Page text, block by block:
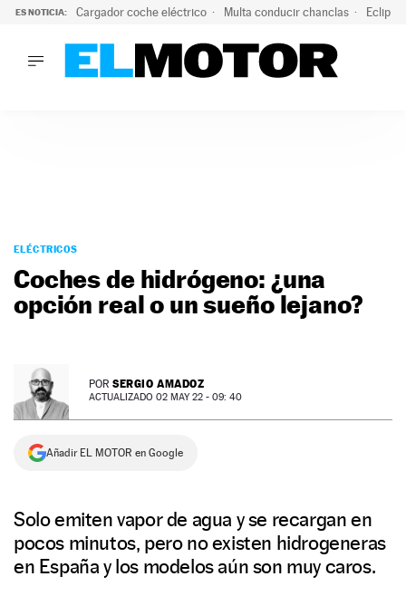
ES NOTICIA: Cargador coche eléctrico Multa conducir chanclas
PODCAST
MOTOS
TECNOLOGÍA
SUPERCOCHES
PREMIOS
SERVICIOS
ELÉCTRICOS
Coches de hidrógeno: ¿una
opción real o un sueño lejano?
POR SERGIO AMADOZ
ACTUALIZADO 02 MAY 22 - 09: 40
Añadir EL MOTOR en Google
Solo emiten vapor de agua y se recargan en
pocos minutos, pero no existen hidrogeneras
en España y los modelos aún son muy caros.